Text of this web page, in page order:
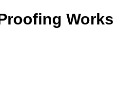
Works